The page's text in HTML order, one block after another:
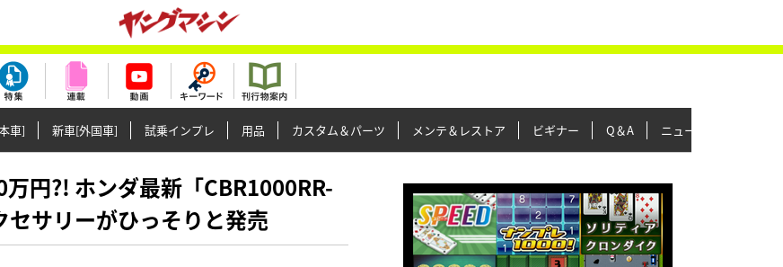
車] 新車[外国車] 試乗インプレ 用品 カスタム＆パーツ メンテ＆レストア ビギナー Q＆A ニュース＆トピックス
円?! ホンダ最新「CBR1000RR-
サリーがひっそりと発売